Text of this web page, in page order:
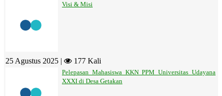
Visi & Misi
25 Agustus 2025 | 177 Kali
Pelepasan Mahasiswa KKN PPM Universitas Udayana
XXXI di Desa Getakan